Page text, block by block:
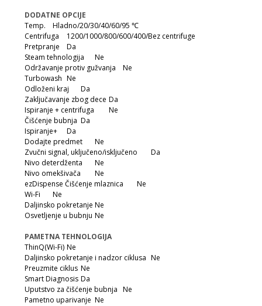
DODATNE OPCIJE
Temp.
Hladno/20/30/40/60/95 ℃
Centrifuga
1200/1000/800/600/400/Bez centrifuge
Pretpranje
Da
Steam tehnologija
Ne
Održavanje protiv gužvanja
Ne
Turbowash Ne
Odloženi kraj
Da
Zaključavanje zbog dece Da
Ispiranje + centrifuga
Ne
Čišćenje bubnja Da
Ispiranje+
Da
Dodajte predmet
Ne
Zvučni signal, uključeno/isključeno
Da
Nivo deterdženta
Ne
Nivo omekšivača
Ne
ezDispense Čišćenje mlaznica
Ne
Wi-Fi
Ne
Daljinsko pokretanje Ne
Osvetljenje u bubnju Ne
PAMETNA TEHNOLOGIJA
ThinQ(Wi-Fi) Ne
Daljinsko pokretanje i nadzor ciklusa Ne
Preuzmite ciklus Ne
Smart Diagnosis Da
Uputstvo za čišćenje bubnja Ne
Pametno uparivanje Ne